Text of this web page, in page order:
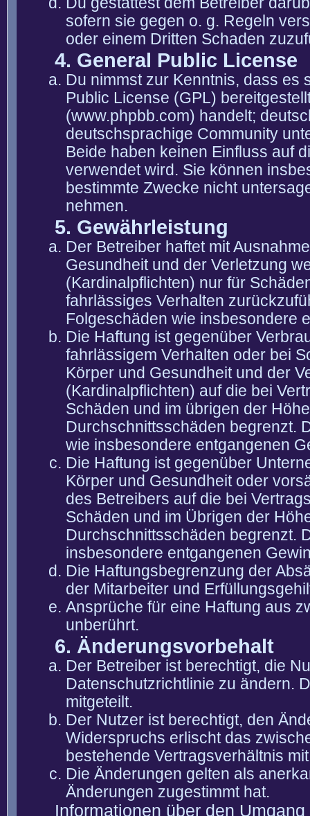
sofern sie gegen o. g. Regeln
oder einem Dritten Schaden
4. General Public License
Du nimmst zur Kenntnis, dass es
Public License (GPL)
(www.phpbb.com) handelt;
deutschsprachige Community
Beide haben keinen Einfluss auf
verwendet wird. Sie können
bestimmte Zwecke nicht
nehmen.
5. Gewährleistung
Der Betreiber haftet mit
Gesundheit und der Verletzung
(Kardinalpflichten) nur für
fahrlässiges Verhalten
Folgeschäden wie insbesondere
Die Haftung ist gegenüber
fahrlässigem Verhalten oder bei
Körper und Gesundheit und der
(Kardinalpflichten) auf die bei
Schäden und im übrigen der
Durchschnittsschäden begrenzt.
wie insbesondere entgangenen
Die Haftung ist gegenüber
Körper und Gesundheit oder
des Betreibers auf die bei
Schäden und im Übrigen der
Durchschnittsschäden begrenzt.
insbesondere entgangenen
Die Haftungsbegrenzung der
der Mitarbeiter und
Ansprüche für eine Haftung aus
unberührt.
6. Änderungsvorbehalt
Der Betreiber ist berechtigt, die
Datenschutzrichtlinie zu ändern.
mitgeteilt.
Der Nutzer ist berechtigt, den
Widerspruchs erlischt das
bestehende Vertragsverhältnis
Die Änderungen gelten als
Änderungen zugestimmt hat.
Informationen über den